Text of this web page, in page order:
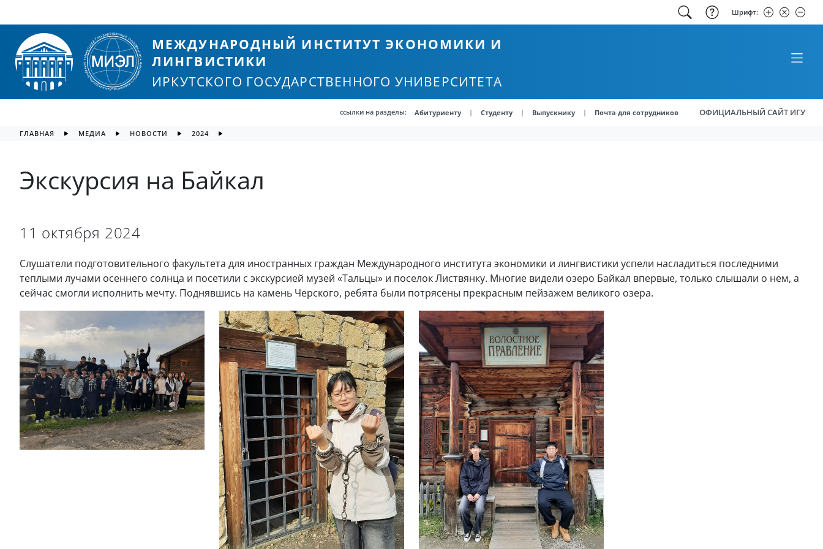
Шрифт:
МЕЖДУНАРОДНЫЙ ИНСТИТУТ ЭКОНОМИКИ И
ЛИНГВИСТИКИ
ИРКУТСКОГО ГОСУДАРСТВЕННОГО УНИВЕРСИТЕТА
ссылки на разделы: Абитуриенту | Студенту | Выпускнику | Почта для сотрудников ОФИЦИАЛЬНЫЙ САЙТ ИГУ
ГЛАВНАЯ МЕДИА НОВОСТИ 2024
Экскурсия на Байкал
11 октября 2024
Слушатели подготовительного факультета для иностранных граждан Международного института экономики и лингвистики успели насладиться последними
теплыми лучами осеннего солнца и посетили с экскурсией музей «Тальцы» и поселок Листвянку. Многие видели озеро Байкал впервые, только слышали о нем, а
сейчас смогли исполнить мечту. Поднявшись на камень Черского, ребята были потрясены прекрасным пейзажем великого озера.